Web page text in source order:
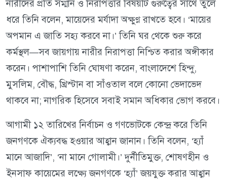
নারীদের প্রতি সম্মান ও নিরাপত্তার বিষয়টি গুরুত্বের সাথে তুলে
ধরে তিনি বলেন, মায়েদের মর্যাদা অক্ষুণ্ণ রাখতে হবে। ‘মায়ের
অপমান এ জাতি সহ্য করবে না।’ তিনি ঘর থেকে শুরু করে
কর্মস্থল—সব জায়গায় নারীর নিরাপত্তা নিশ্চিত করার অঙ্গীকার
করেন। পাশাপাশি তিনি ঘোষণা করেন, বাংলাদেশে হিন্দু,
মুসলিম, বৌদ্ধ, খ্রিস্টান বা সাঁওতাল বলে কোনো ভেদাভেদ
থাকবে না; নাগরিক হিসেবে সবাই সমান অধিকার ভোগ করবে।
আগামী ১২ তারিখের নির্বাচন ও গণভোটকে কেন্দ্র করে তিনি
জনগণকে ঐক্যবদ্ধ হওয়ার আহ্বান জানান। তিনি বলেন, ‘হ্যাঁ
মানে আজাদি’, ‘না মানে গোলামী।’ দুর্নীতিমুক্ত, শোষণহীন ও
ইনসাফ কায়েমের লক্ষ্যে জনগণকে ‘হ্যাঁ’ জয়যুক্ত করার আহ্বান